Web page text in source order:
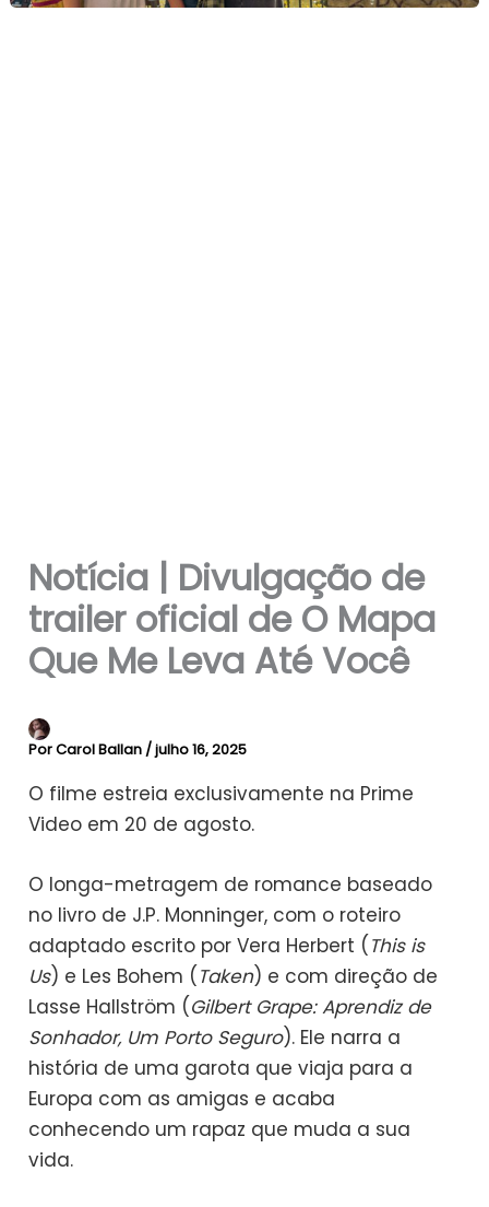
Notícia | Divulgação de
trailer oficial de O Mapa
Que Me Leva Até Você
PorCarol Ballan /julho 16, 2025
O filme estreia exclusivamente na Prime
Video em 20 de agosto.
O longa-metragem de romance baseado
no livro de J.P. Monninger, com o roteiro
adaptado escrito por Vera Herbert ( This is
Us) e Les Bohem ( Taken) e com direção de
Lasse Hallström (Gilbert Grape: Aprendiz de
Sonhador, Um Porto Seguro). Ele narra a
história de uma garota que viaja para a
Europa com as amigas e acaba
conhecendo um rapaz que muda a sua
vida.